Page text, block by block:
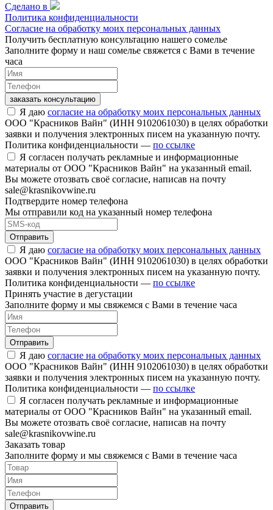
Сделано в
Политика конфиденциальности
Согласие на обработку моих персональных данных
Получить бесплатную консультацию нашего сомелье
Заполните форму и наш сомелье свяжется с Вами в течение
часа
заказать консультацию
Я даю согласие на обработку моих персональных данных
ООО "Красников Вайн" (ИНН 9102061030) в целях обработки
заявки и получения электронных писем на указанную почту.
Политика конфиденциальности — по ссылке
Я согласен получать рекламные и информационные
материалы от ООО "Красников Вайн" на указанный email.
Вы можете отозвать своё согласие, написав на почту
sale@krasnikovwine.ru
Подтвердите номер телефона
Мы отправили код на указанный номер телефона
Отправить
Я даю согласие на обработку моих персональных данных
ООО "Красников Вайн" (ИНН 9102061030) в целях обработки
заявки и получения электронных писем на указанную почту.
Политика конфиденциальности — по ссылке
Принять участие в дегустации
Заполните форму и мы свяжемся с Вами в течение часа
Отправить
Я даю согласие на обработку моих персональных данных
ООО "Красников Вайн" (ИНН 9102061030) в целях обработки
заявки и получения электронных писем на указанную почту.
Политика конфиденциальности — по ссылке
Я согласен получать рекламные и информационные
материалы от ООО "Красников Вайн" на указанный email.
Вы можете отозвать своё согласие, написав на почту
sale@krasnikovwine.ru
Заказать товар
Заполните форму и мы свяжемся с Вами в течение часа
Отправить